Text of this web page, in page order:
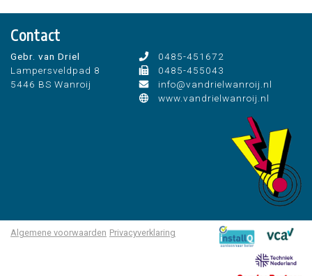
Contact
Gebr. van Driel
Lampersveldpad 8
5446 BS Wanroij
0485-451672
0485-455043
info@vandrielwanroij.nl
www.vandrielwanroij.nl
Algemene voorwaarden Privacyverklaring